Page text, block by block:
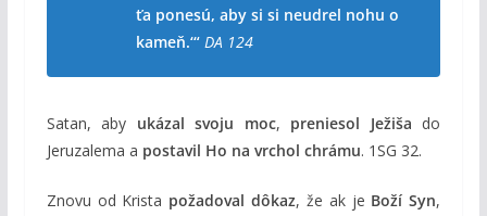
ťa ponesú, aby si si neudrel nohu o
kameň.‘“ DA 124
Satan, aby ukázal svoju moc, preniesol Ježiša do
Jeruzalema a postavil Ho na vrchol chrámu. 1SG 32.
Znovu od Krista požadoval dôkaz, že ak je Boží Syn,